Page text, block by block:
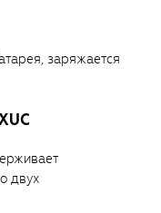
заряжается
двух